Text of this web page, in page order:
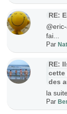
RE:
fai...
Par
RE:
cette
des
la
Par